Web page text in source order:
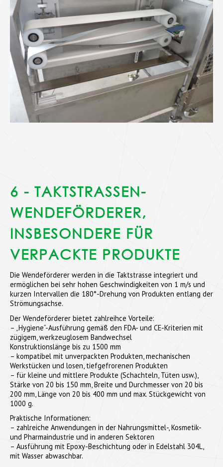
6 - TAKTSTRASSEN-
WENDEFÖRDERER,
INSBESONDERE FÜR
VERPACKTE PRODUKTE
Die Wendeförderer werden in die Taktstrasse integriert und
ermöglichen bei sehr hohen Geschwindigkeiten von 1 m/s und
kurzen Intervallen die 180°-Drehung von Produkten entlang der
Strömungsachse.
Der Wendeförderer bietet zahlreihce Vorteile:
– „Hygiene“-Ausführung gemäß den FDA- und CE-Kriterien mit
zügigem, werkzeuglosem Bandwechsel
Konstruktionslänge bis zu 1500 mm
– kompatibel mit unverpackten Produkten, mechanischen
Werkstücken und losen, tiefgefrorenen Produkten
– für kleine und mittlere Produkte (Schachteln, Tüten usw.),
Stärke von 20 bis 150 mm, Breite und Durchmesser von 20 bis
200 mm, Länge von 20 bis 400 mm und max. Stückgewicht von
1000 g.
Praktische Informationen:
– zahlreiche Anwendungen in der Nahrungsmittel-, Kosmetik-
und Pharmaindustrie und in anderen Sektoren
– Ausführung mit Epoxy-Beschichtung oder in Edelstahl 304L,
mit Wasser abwaschbar.